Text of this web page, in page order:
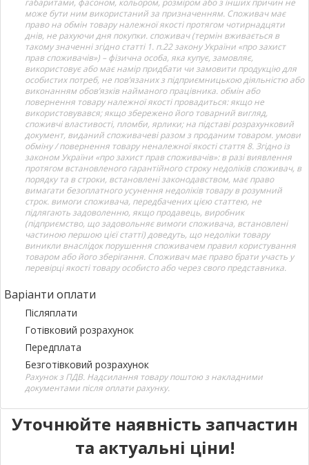
може бути ним використаний за призначенням. Споживач має
право на обмін товару належної якості протягом чотирнадцяти
днів, не рахуючи дня покупки. споживач (термін вживається в
такому значенні згідно статті 1. п.22 закону України «про захист
прав споживачів») – фізична особа, яка купує, замовляє,
використовує або має намір придбати чи замовити продукцію для
особистих потреб, не пов’язаних з підприємницькою діяльністю або
виконанням обов’язків найманого працівника. обмін або
повернення товару належної якості провадиться: якщо не
використовувався; якщо збережено його товарний вигляд,
споживчі властивості, пломби, ярлики; на підставі розрахунковий
документ, виданий споживачеві разом з проданим товаром. умови
обміну / повернення товару неналежної якості стаття 8. Згідно із
законом України «про захист прав споживачів»: в разі виявлення
протягом встановленого гарантійного строку недоліків споживач, в
порядку та в строки, встановлені законодавством, має право
вимагати безоплатного усунення недоліків товару в розумний
строк. вимоги споживача, передбачених цією статтею, не
підлягають задоволенню, якщо продавець, виробник
(підприємство, що задовольняє вимоги споживача, встановлені
частиною першою цієї статті) доведуть, що недоліки товару
виникли внаслідок порушення споживачем правил користування
товаром або його зберігання. Споживач має право брати участь у
перевірці якості товару особисто або через свого представника.
Варіанти оплати
Післяплати
Готівковий розрахунок
Передплата
Безготівковий розрахунок
Рахунок з ПДВ. Надсилання товару поштою з накладними
документами після оплати рахунку.
Уточнюйте наявність запчастин
та актуальні ціни!